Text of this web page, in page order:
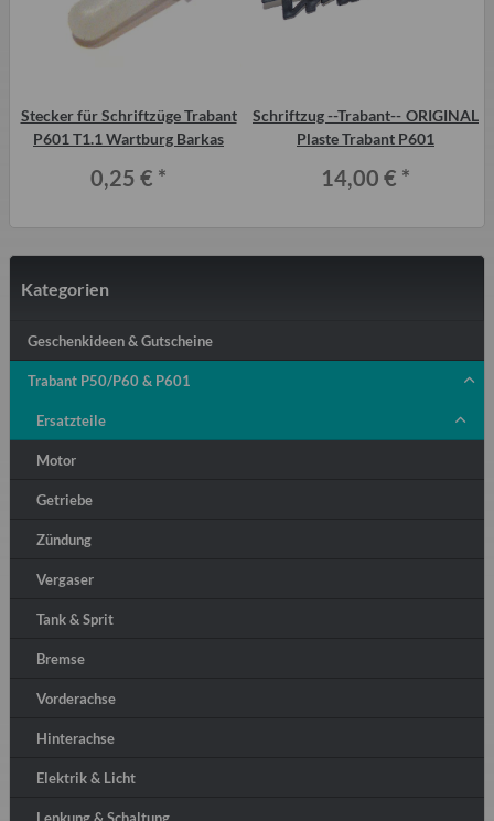
Stecker für Schriftzüge Trabant
P601 T1.1 Wartburg Barkas
0,25 € *
Schriftzug --Trabant-- ORIGINAL
Plaste Trabant P601
14,00 € *
Kategorien
Geschenkideen & Gutscheine
Trabant P50/P60 & P601
Ersatzteile
Motor
Getriebe
Zündung
Vergaser
Tank & Sprit
Bremse
Vorderachse
Hinterachse
Elektrik & Licht